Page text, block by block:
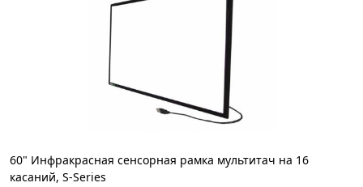
60" Инфракрасная сенсорная рамка мультитач на 16
касаний, S-Series